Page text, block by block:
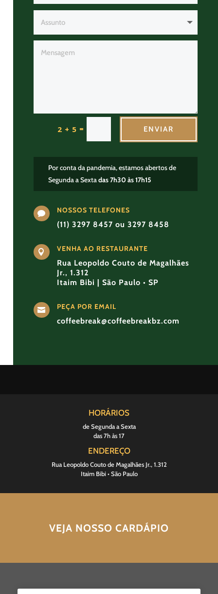
2 + 5 = ENVIAR
Por conta da pandemia, estamos abertos de
Segunda a Sextadas 7h30 às 17h15
 NOSSOS TELEFONES
(11) 3297 8457 ou 3297 8458
 VENHA AO RESTAURANTE
Rua Leopoldo Couto de Magalhães
Jr., 1.312
Itaim Bibi | São Paulo • SP
 PEÇA POR EMAIL
coffeebreak@coffeebreakbz.com
HORÁRIOS
de Segunda a Sexta
das 7h às 17
ENDEREÇO
Rua Leopoldo Couto de Magalhães Jr., 1.312
Itaim Bibi • São Paulo
VEJA NOSSO CARDÁPIO